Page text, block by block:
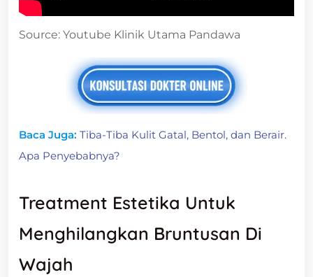
Source: Youtube Klinik Utama Pandawa
Baca Juga: Tiba-Tiba Kulit Gatal, Bentol, dan Berair.
Apa Penyebabnya?
Treatment Estetika Untuk
Menghilangkan Bruntusan Di
Wajah